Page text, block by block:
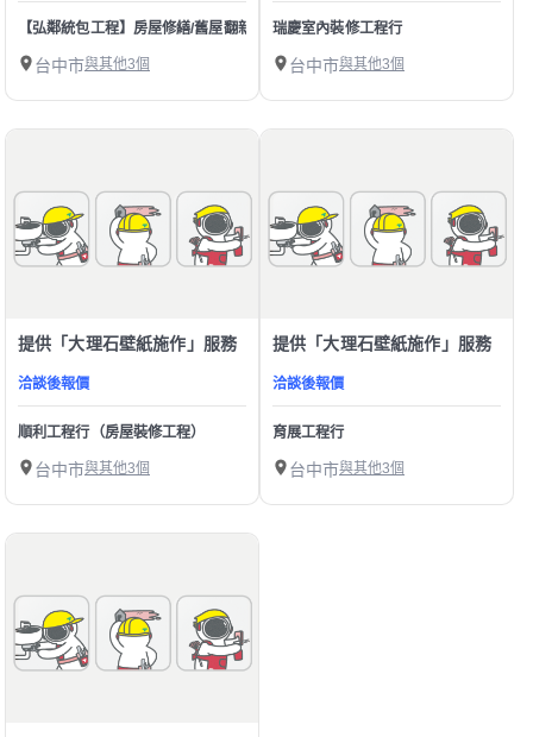
【弘鄰統包工程】房屋修繕/舊屋翻新/裝潢
台中市與其他3個
瑞慶室內裝修工程行
台中市與其他3個
提供「大理石壁紙施作」服務
洽談後報價
順利工程行（房屋裝修工程）
台中市與其他3個
提供「大理石壁紙施作」服務
洽談後報價
育展工程行
台中市與其他3個